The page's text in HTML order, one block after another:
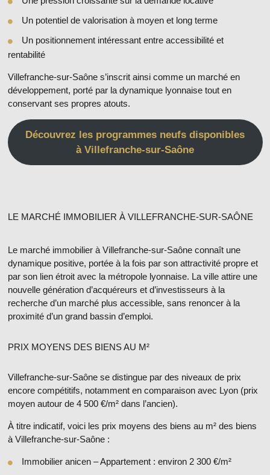
Un potentiel de valorisation à moyen et long terme
Un positionnement intéressant entre accessibilité et
rentabilité
Villefranche-sur-Saône s’inscrit ainsi comme un marché en
développement, porté par la dynamique lyonnaise tout en
conservant ses propres atouts.
Découvrez les programmes neufs disponibles
à Villefranche-sur-Saône
LE MARCHÉ IMMOBILIER À VILLEFRANCHE-SUR-SAÔNE
Le marché immobilier à Villefranche-sur-Saôneconnaît une
dynamique positive, portée à la fois par son attractivité propre et
par son lien étroit avec la métropole lyonnaise. La ville attire une
nouvelle génération d’acquéreurs et d’investisseurs à la
recherche d’un marché plus accessible, sans renoncer à la
proximité d’un grand bassin d’emploi.
PRIX MOYENS DES BIENS AU M²
Villefranche-sur-Saône se distingue par des niveaux de prix
encore compétitifs, notamment en comparaison avec Lyon (prix
moyen autour de 4 500 €/m² dans l’ancien).
À titre indicatif, voici les prix moyens des biens au m² des biens
à Villefranche-sur-Saône :
Immobilier anicen – Appartement : environ 2 300 €/m²